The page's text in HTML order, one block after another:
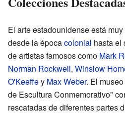
El arte estadounidense está
desde la épocacolonial hasta el
de artistas famosos como Mark
Norman Rockwell, Winslow
O'Keeffey Max Weber. El
de Escultura Conmemorativo"
rescatadas de diferentes partes